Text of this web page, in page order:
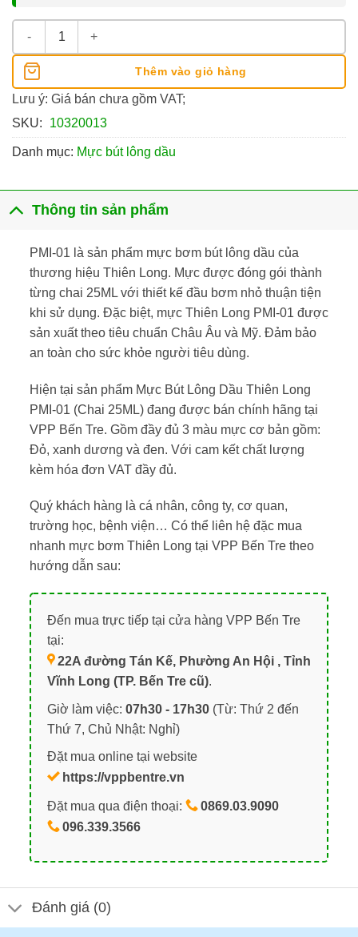
Mực Bút Lông Dầu Thiên Long PMI-01 (Chai 25ML) số lượng
Thêm vào giỏ hàng
Lưu ý: Giá bán chưa gồm VAT;
SKU:
10320013
Danh mục: Mực bút lông dầu
Thông tin sản phẩm
PMI-01 là sản phẩm mực bơm bút lông dầu của
thương hiệu Thiên Long. Mực được đóng gói thành
từng chai 25ML với thiết kế đầu bơm nhỏ thuận tiện
khi sử dụng. Đặc biệt, mực Thiên Long PMI-01 được
sản xuất theo tiêu chuẩn Châu Âu và Mỹ. Đảm bảo
an toàn cho sức khỏe người tiêu dùng.
Hiện tại sản phẩm Mực Bút Lông Dầu Thiên Long
PMI-01 (Chai 25ML) đang được bán chính hãng tại
VPP Bến Tre. Gồm đầy đủ 3 màu mực cơ bản gồm:
Đỏ, xanh dương và đen. Với cam kết chất lượng
kèm hóa đơn VAT đầy đủ.
Quý khách hàng là cá nhân, công ty, cơ quan,
trường học, bệnh viện… Có thể liên hệ đặc mua
nhanh mực bơm Thiên Long tại VPP Bến Tre theo
hướng dẫn sau:
Đến mua trực tiếp tại cửa hàng VPP Bến Tre
tại:
22A đường Tán Kế, Phường An Hội , Tỉnh
Vĩnh Long (TP. Bến Tre cũ).
Giờ làm việc: 07h30 - 17h30(Từ: Thứ 2 đến
Thứ 7, Chủ Nhật: Nghỉ)
Đặt mua online tại website
https://vppbentre.vn
Đặt mua qua điện thoại:
0869.03.9090
096.339.3566
Đánh giá (0)